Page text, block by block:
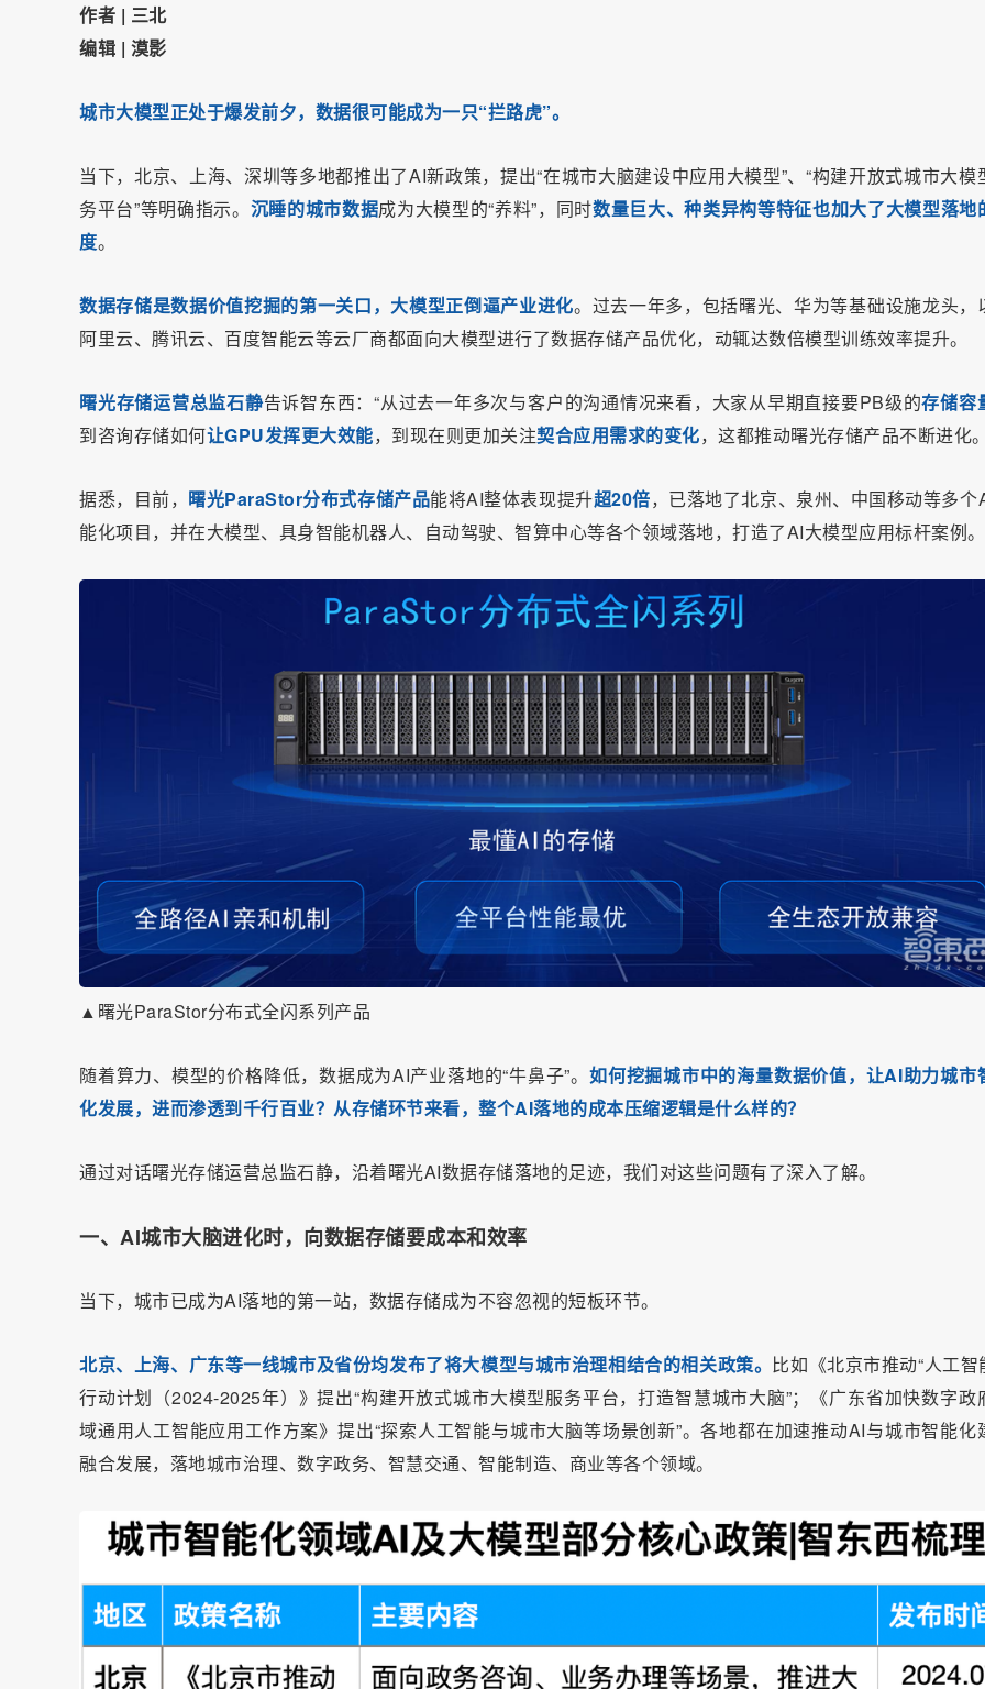
作者 | 三北
编辑 | 漠影
城市大模型正处于爆发前夕，数据很可能成为一只“拦路虎”。
当下，北京、上海、深圳等多地都推出了AI新政策，提出“在城市大脑建设中应用大模型”、“构建开放式城市大模
务平台”等明确指示。 沉睡的城市数据成为大模型的“养料”，同时数量巨大、种类异构等特征也加大了大模型落地
度。
数据存储是数据价值挖掘的第一关口， 大模型正倒逼产业进化。过去一年多，包括曙光、华为等基础设施龙头，
阿里云、腾讯云、百度智能云等云厂商都面向大模型进行了数据存储产品优化，动辄达数倍模型训练效率提升。
曙光存储运营总监石静告诉智东西：“从过去一年多次与客户的沟通情况来看，大家从早期直接要PB级的存储容
到咨询存储如何让GPU发挥更大效能，到现在则更加关注契合应用需求的变化，这都推动曙光存储产品不断进化
据悉，目前， 曙光ParaStor分布式存储产品能将AI整体表现提升超20倍，已落地了北京、泉州、中国移动等多个
能化项目，并在大模型、具身智能机器人、自动驾驶、智算中心等各个领域落地，打造了AI大模型应用标杆案例。
▲曙光ParaStor分布式全闪系列产品
随着算力、模型的价格降低，数据成为AI产业落地的“牛鼻子”。 如何挖掘城市中的海量数据价值，让AI助力城市
化发展，进而渗透到千行百业？从存储环节来看，整个AI落地的成本压缩逻辑是什么样的？
通过对话曙光存储运营总监石静，沿着曙光AI数据存储落地的足迹，我们对这些问题有了深入了解。
一、AI城市大脑进化时，向数据存储要成本和效率
当下，城市已成为AI落地的第一站，数据存储成为不容忽视的短板环节。
北京、上海、广东等一线城市及省份均发布了将大模型与城市治理相结合的相关政策。 比如《北京市推动“人工智
行动计划（2024-2025年）》提出“构建开放式城市大模型服务平台，打造智慧城市大脑”；《广东省加快数字政
域通用人工智能应用工作方案》提出“探索人工智能与城市大脑等场景创新”。各地都在加速推动AI与城市智能化
融合发展，落地城市治理、数字政务、智慧交通、智能制造、商业等各个领域。